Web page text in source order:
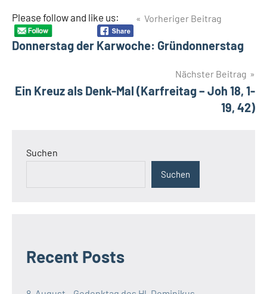
Please follow and like us:
BeitragsnavigationVorheriger Beitrag
Donnerstag der Karwoche: Gründonnerstag
Nächster Beitrag
Ein Kreuz als Denk-Mal (Karfreitag – Joh 18, 1-
19, 42)
Suchen
Suchen
Recent Posts